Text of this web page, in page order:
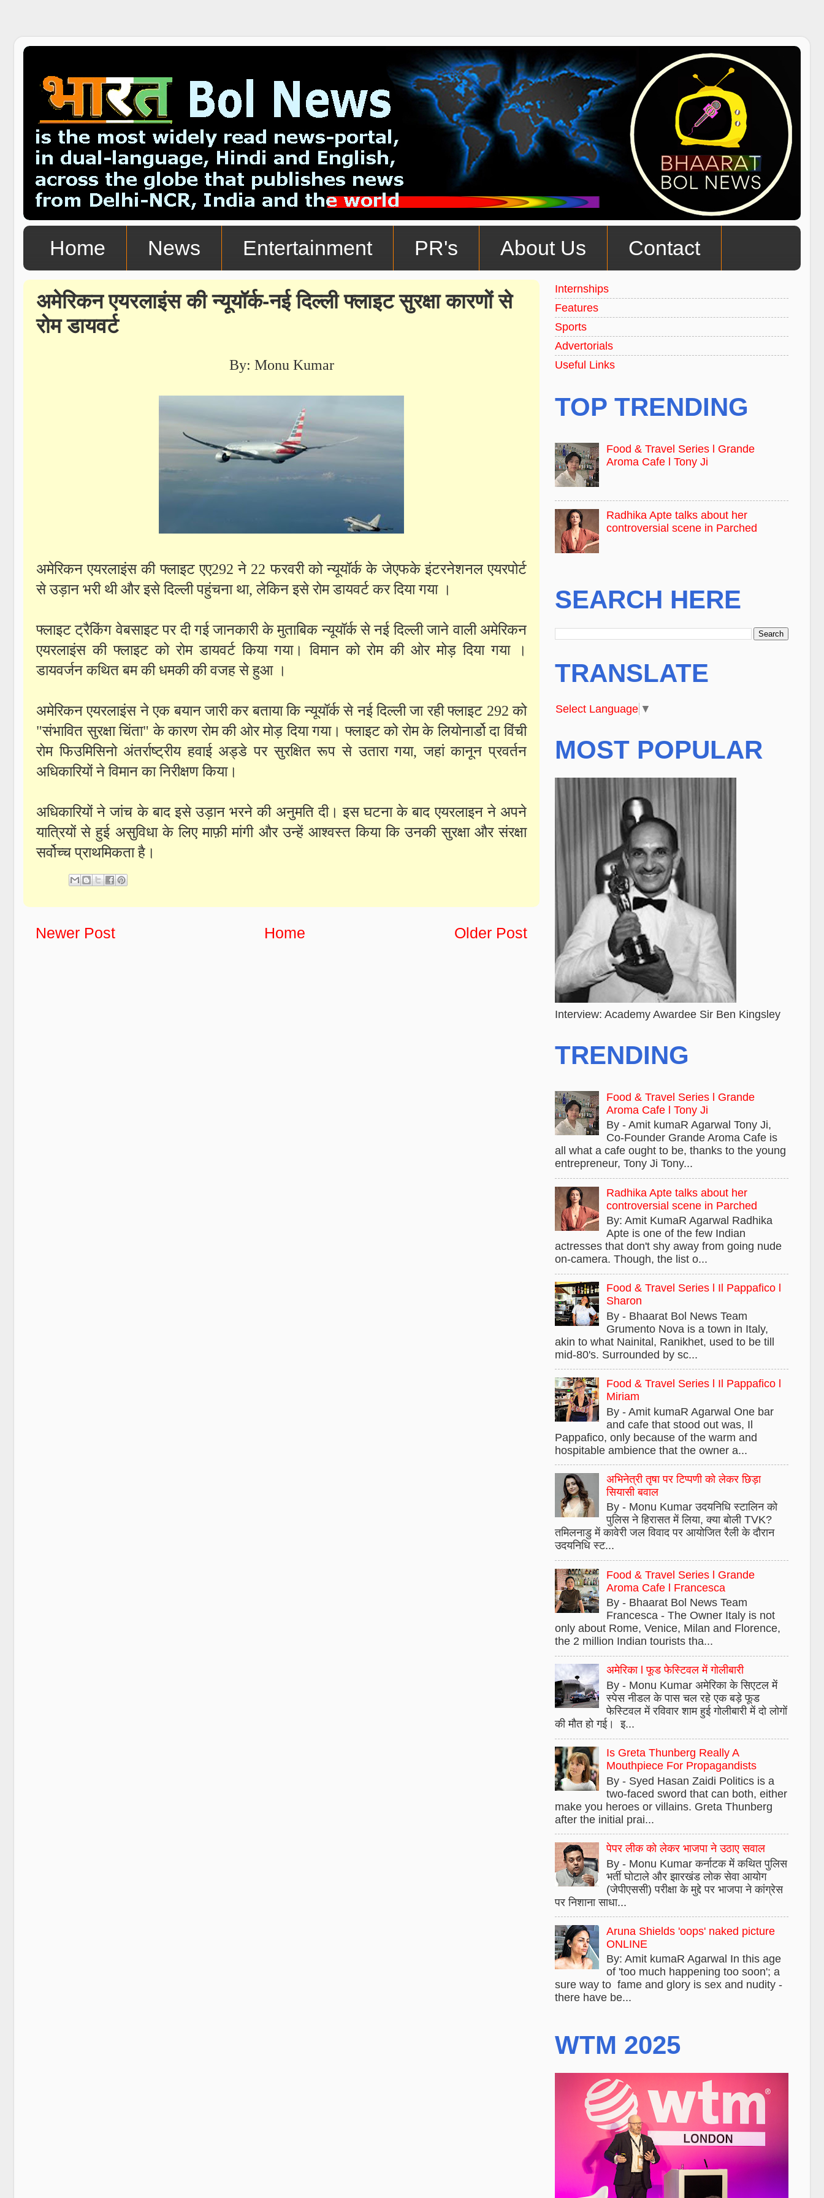
Home News Entertainment PR's About Us Contact
अमेरिकन एयरलाइंस की न्यूयॉर्क-नई दिल्ली फ्लाइट सुरक्षा कारणों से
रोम डायवर्ट
By: Monu Kumar
अमेरिकन एयरलाइंस की फ्लाइट एए292 ने 22 फरवरी को न्यूयॉर्क के जेएफके इंटरनेशनल एयरपोर्ट
से उड़ान भरी थी और इसे दिल्ली पहुंचना था, लेकिन इसे रोम डायवर्ट कर दिया गया ।
फ्लाइट ट्रैकिंग वेबसाइट पर दी गई जानकारी के मुताबिक न्यूयॉर्क से नई दिल्ली जाने वाली अमेरिकन
एयरलाइंस की फ्लाइट को रोम डायवर्ट किया गया। विमान को रोम की ओर मोड़ दिया गया ।
डायवर्जन कथित बम की धमकी की वजह से हुआ ।
अमेरिकन एयरलाइंस ने एक बयान जारी कर बताया कि न्यूयॉर्क से नई दिल्ली जा रही फ्लाइट 292 को
"संभावित सुरक्षा चिंता" के कारण रोम की ओर मोड़ दिया गया। फ्लाइट को रोम के लियोनार्डो दा विंची
रोम फिउमिसिनो अंतर्राष्ट्रीय हवाई अड्डे पर सुरक्षित रूप से उतारा गया, जहां कानून प्रवर्तन
अधिकारियों ने विमान का निरीक्षण किया।
अधिकारियों ने जांच के बाद इसे उड़ान भरने की अनुमति दी। इस घटना के बाद एयरलाइन ने अपने
यात्रियों से हुई असुविधा के लिए माफ़ी मांगी और उन्हें आश्वस्त किया कि उनकी सुरक्षा और संरक्षा
सर्वोच्च प्राथमिकता है।
Newer Post Older Post
Home
Internships
Features
Sports
Advertorials
Useful Links
TOP TRENDING
Food & Travel Series l Grande
Aroma Cafe l Tony Ji
Radhika Apte talks about her
controversial scene in Parched
SEARCH HERE
TRANSLATE
Select Language ▼
MOST POPULAR
Interview: Academy Awardee Sir Ben Kingsley
TRENDING
Food & Travel Series l Grande
Aroma Cafe l Tony Ji
By - Amit kumaR Agarwal Tony Ji,
Co-Founder Grande Aroma Cafe is
all what a cafe ought to be, thanks to the young
entrepreneur, Tony Ji Tony...
Radhika Apte talks about her
controversial scene in Parched
By: Amit KumaR Agarwal Radhika
Apte is one of the few Indian
actresses that don't shy away from going nude
on-camera. Though, the list o...
Food & Travel Series l Il Pappafico l
Sharon
By - Bhaarat Bol News Team
Grumento Nova is a town in Italy,
akin to what Nainital, Ranikhet, used to be till
mid-80's. Surrounded by sc...
Food & Travel Series l Il Pappafico l
Miriam
By - Amit kumaR Agarwal One bar
and cafe that stood out was, Il
Pappafico, only because of the warm and
hospitable ambience that the owner a...
अभिनेत्री तृषा पर टिप्पणी को लेकर छिड़ा
सियासी बवाल
By - Monu Kumar उदयनिधि स्टालिन को
पुलिस ने हिरासत में लिया, क्या बोली TVK?
तमिलनाडु में कावेरी जल विवाद पर आयोजित रैली के दौरान
उदयनिधि स्ट...
Food & Travel Series l Grande
Aroma Cafe l Francesca
By - Bhaarat Bol News Team
Francesca - The Owner Italy is not
only about Rome, Venice, Milan and Florence,
the 2 million Indian tourists tha...
अमेरिका l फूड फेस्टिवल में गोलीबारी
By - Monu Kumar अमेरिका के सिएटल में
स्पेस नीडल के पास चल रहे एक बड़े फूड
फेस्टिवल में रविवार शाम हुई गोलीबारी में दो लोगों
की मौत हो गई। इ...
Is Greta Thunberg Really A
Mouthpiece For Propagandists
By - Syed Hasan Zaidi Politics is a
two-faced sword that can both, either
make you heroes or villains. Greta Thunberg
after the initial prai...
पेपर लीक को लेकर भाजपा ने उठाए सवाल
By - Monu Kumar कर्नाटक में कथित पुलिस
भर्ती घोटाले और झारखंड लोक सेवा आयोग
(जेपीएससी) परीक्षा के मुद्दे पर भाजपा ने कांग्रेस
पर निशाना साधा...
Aruna Shields 'oops' naked picture
ONLINE
By: Amit kumaR Agarwal In this age
of 'too much happening too soon'; a
sure way to fame and glory is sex and nudity -
there have be...
WTM 2025